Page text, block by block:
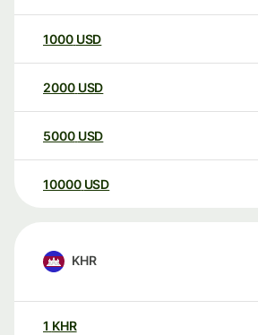
1000 USD
2000 USD
5000 USD
10000 USD
KHR
1 KHR